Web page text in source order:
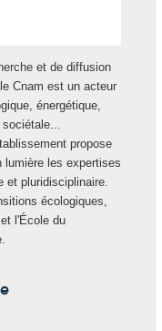
et de diffusion
Cnam est un acteur
énergétique,
propose
lumière les expertises
et pluridisciplinaire.
écologiques,
l'École du